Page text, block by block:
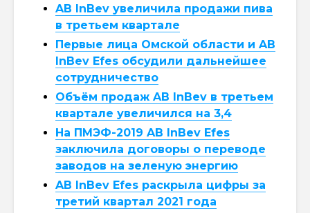
AB InBev увеличила продажи пива
в третьем квартале
Первые лица Омской области и AB
InBev Efes обсудили дальнейшее
сотрудничество
Объём продаж AB InBev в третьем
квартале увеличился на 3,4
На ПМЭФ-2019 AB InBev Efes
заключила договоры о переводе
заводов на зеленую энергию
AB InBev Efes раскрыла цифры за
третий квартал 2021 года